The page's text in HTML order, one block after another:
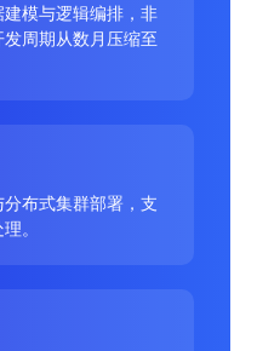
模与逻辑编排，非
周期从数月压缩至
布式集群部署，支
。